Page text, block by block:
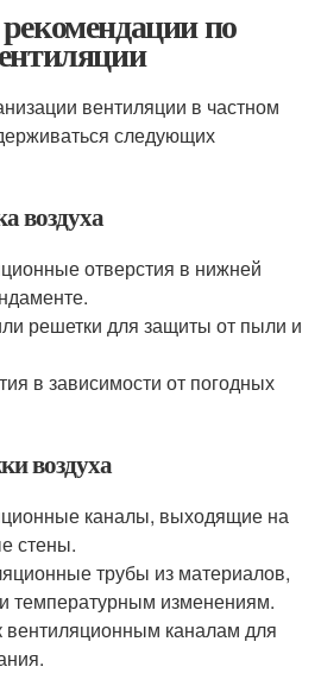
по
вентиляции в частном
следующих
воздуха
отверстия в нижней
решетки для защиты от пыли и
в зависимости от погодных
воздуха
каналы, выходящие на
стены.
трубы из материалов,
температурным изменениям.
вентиляционным каналам для